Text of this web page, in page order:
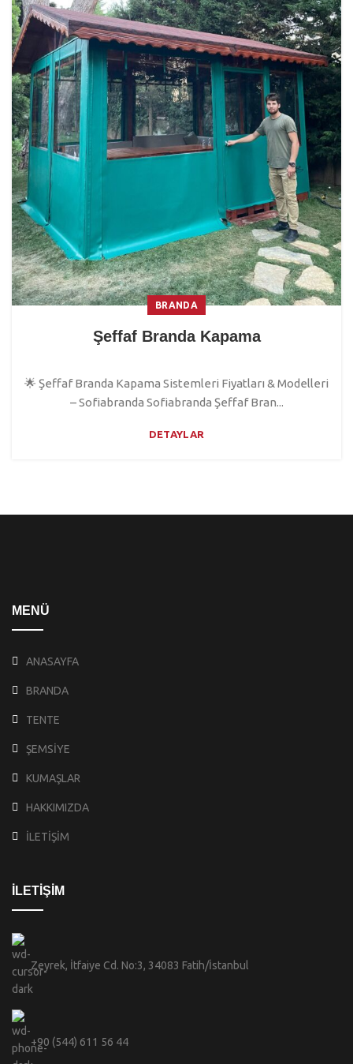
BRANDA
Şeffaf Branda Kapama
🌟 Şeffaf Branda Kapama Sistemleri Fiyatları & Modelleri
– Sofiabranda Sofiabranda Şeffaf Bran...
DETAYLAR
MENÜ
ANASAYFA
BRANDA
TENTE
ŞEMSİYE
KUMAŞLAR
HAKKIMIZDA
İLETİŞİM
İLETİŞİM
Zeyrek, İtfaiye Cd. No:3, 34083 Fatih/İstanbul
+90 (544) 611 56 44